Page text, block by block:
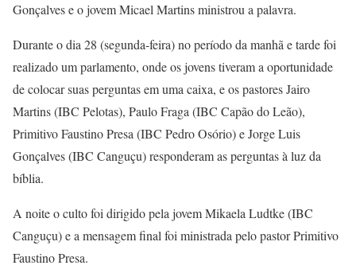
Gonçalves e o jovem Micael Martins ministrou a palavra.
Durante o dia 28 (segunda-feira) no período da manhã e tarde foi
realizado um parlamento, onde os jovens tiveram a oportunidade
de colocar suas perguntas em uma caixa, e os pastores Jairo
Martins (IBC Pelotas), Paulo Fraga (IBC Capão do Leão),
Primitivo Faustino Presa (IBC Pedro Osório) e Jorge Luis
Gonçalves (IBC Canguçu) responderam as perguntas à luz da
bíblia.
A noite o culto foi dirigido pela jovem Mikaela Ludtke (IBC
Canguçu) e a mensagem final foi ministrada pelo pastor Primitivo
Faustino Presa.